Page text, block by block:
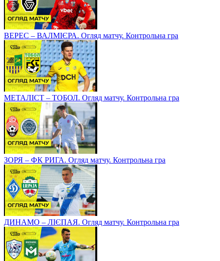
ВЕРЕС – ВАЛМІЄРА. Огляд матчу. Контрольна гра
МЕТАЛІСТ – ТОБОЛ. Огляд матчу. Контрольна гра
ЗОРЯ – ФК РИГА. Огляд матчу. Контрольна гра
ДИНАМО – ЛІЄПАЯ. Огляд матчу. Контрольна гра